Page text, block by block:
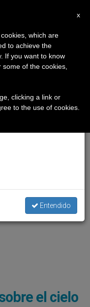
el cielo
×
la pausa
de verano
y también el
Entendido
x
which are
to achieve the
If you want to know
of the cookies,
clicking a link or
to the use of cookies.